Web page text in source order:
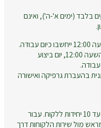
בלבד (ימים א'-ה'), ואינם
הזמנות שיבוצעו לאחר השעה 12:00, יום ביצוע
בהעברת גרפיקה ואישורה
זמני הייצור מתייחסים להזמנות עד 10 יחידות ללקוח. עבור
מול שירות הלקוחות דרך